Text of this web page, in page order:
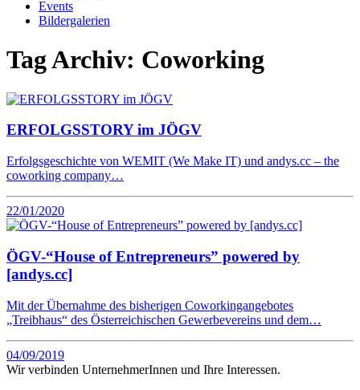
Events
Bildergalerien
Tag Archiv: Coworking
ERFOLGSSTORY im JÖGV
Erfolgsgeschichte von WEMIT (We Make IT) und andys.cc – the
coworking company…
22/01/2020
ÖGV-“House of Entrepreneurs” powered by
[andys.cc]
Mit der Übernahme des bisherigen Coworkingangebotes
„Treibhaus“ des Österreichischen Gewerbevereins und dem…
04/09/2019
Wir verbinden UnternehmerInnen und Ihre Interessen.